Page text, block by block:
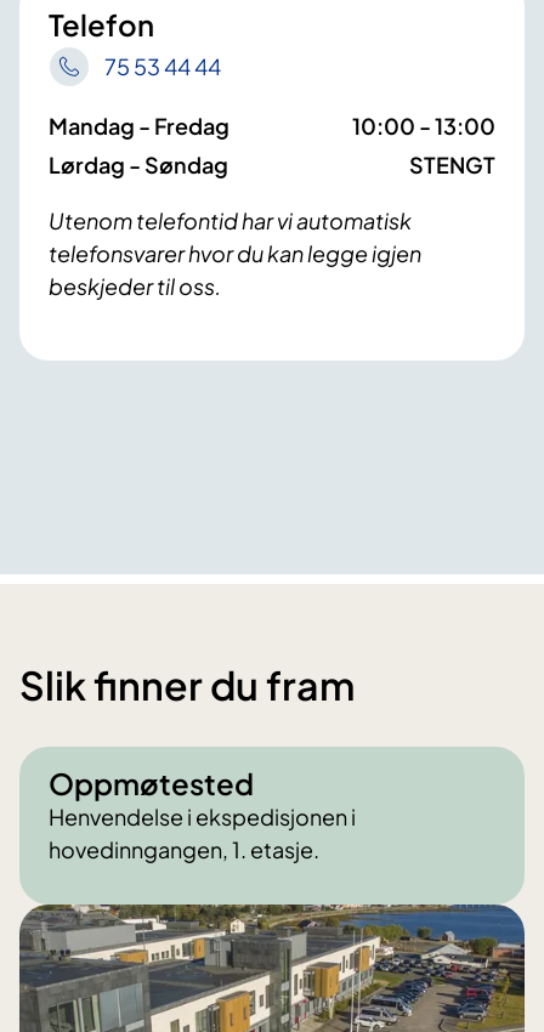
Telefon
75 53 44 44
Mandag - Fredag
10:00 - 13:00
Lørdag - Søndag
STENGT
Utenom telefontid har vi automatisk
telefonsvarer hvor du kan legge igjen
beskjeder til oss.
Slik finner du fram
Oppmøtested
Henvendelse i ekspedisjonen i
hovedinngangen, 1. etasje.